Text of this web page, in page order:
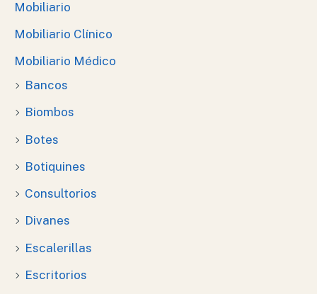
Mobiliario
Mobiliario Clínico
Mobiliario Médico
Bancos
Biombos
Botes
Botiquines
Consultorios
Divanes
Escalerillas
Escritorios